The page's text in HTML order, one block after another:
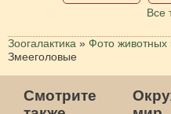
Все
Зоогалактика » Фото животных
Змееголовые
Смотрите